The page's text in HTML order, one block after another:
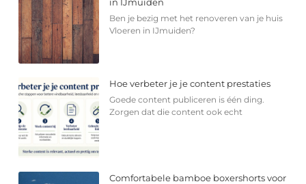
Ben je bezig met het renoveren van je huis
Vloeren in IJmuiden?
Hoe verbeter je je content prestaties
Goede content publiceren is één ding.
Zorgen dat die content ook echt
Comfortabele bamboe boxershorts voor